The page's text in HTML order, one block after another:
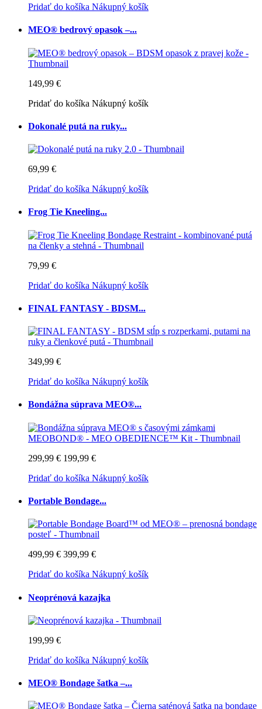
Pridať do košíka Nákupný košík
MEO® bedrový opasok –...
149,99 €
Pridať do košíka Nákupný košík
Dokonalé putá na ruky...
69,99 €
Pridať do košíka Nákupný košík
Frog Tie Kneeling...
79,99 €
Pridať do košíka Nákupný košík
FINAL FANTASY - BDSM...
349,99 €
Pridať do košíka Nákupný košík
Bondážna súprava MEO®...
299,99 € 199,99 €
Pridať do košíka Nákupný košík
Portable Bondage...
499,99 € 399,99 €
Pridať do košíka Nákupný košík
Neoprénová kazajka
199,99 €
Pridať do košíka Nákupný košík
MEO® Bondage šatka –...